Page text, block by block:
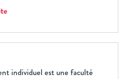
individuel est une faculté